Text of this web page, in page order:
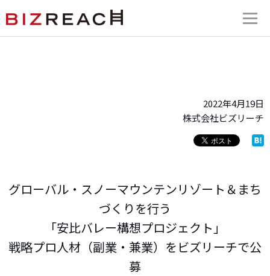
2022年4月19日
株式会社ビズリーチ
グローバル・スノーマウンテンリゾート＆まち
づくりを行う
「安比バレー構想プロジェクト」
戦略プロ人材（副業・兼業）をビズリーチで公
募